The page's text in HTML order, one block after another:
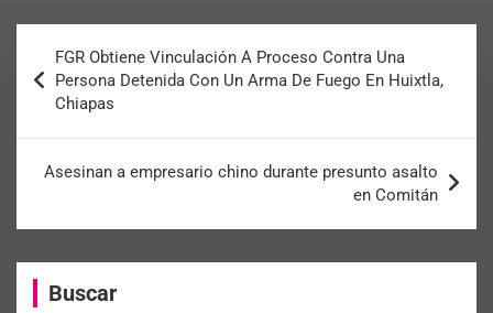
FGR Obtiene Vinculación A Proceso Contra Una
Persona Detenida Con Un Arma De Fuego En Huixtla,
Chiapas
Asesinan a empresario chino durante presunto asalto
en Comitán
Buscar